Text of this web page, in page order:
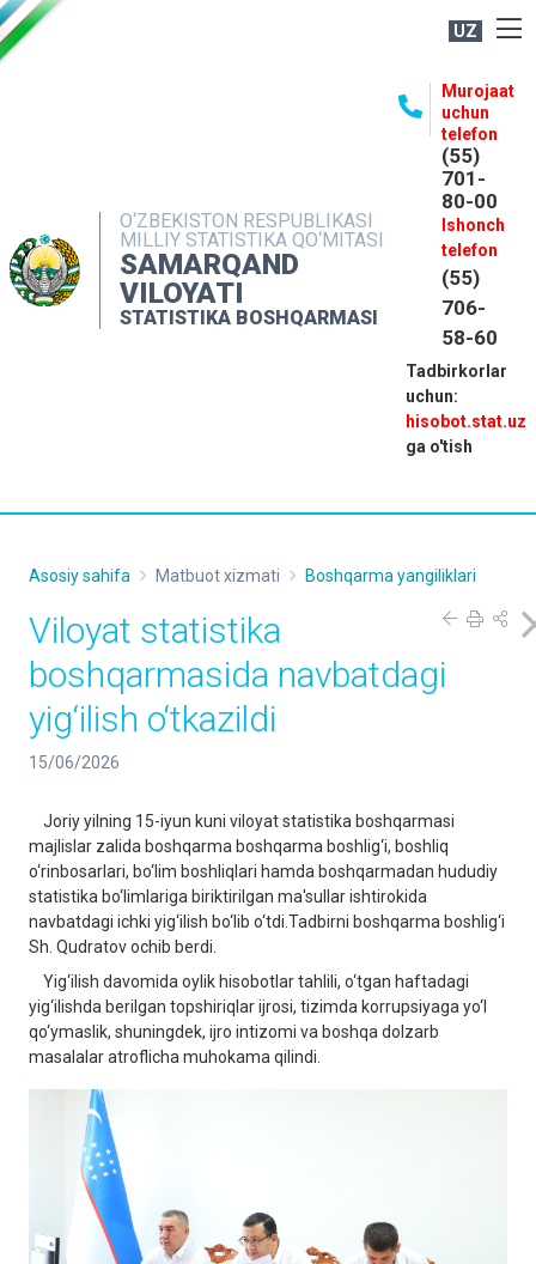
UZ
O‘ZBEKISTON RESPUBLIKASI
MILLIY STATISTIKA QO‘MITASI
SAMARQAND
VILOYATI
STATISTIKA BOSHQARMASI
Murojaat
uchun
telefon
(55)
701-
80-00
Ishonch
telefon
(55)
706-
58-60
Tadbirkorlar
uchun:
hisobot.stat.uz
ga o'tish
MATBUOT XIZMATI
MUROJAATLAR
KONTAKTLAR
Asosiy sahifa Matbuot xizmati Boshqarma yangiliklari
Viloyat statistika
boshqarmasida navbatdagi
yig‘ilish o‘tkazildi
15/06/2026
Joriy yilning 15-iyun kuni viloyat statistika boshqarmasi
majlislar zalida boshqarma boshqarma boshlig‘i, boshliq
o‘rinbosarlari, bo‘lim boshliqlari hamda boshqarmadan hududiy
statistika bo‘limlariga biriktirilgan ma'sullar ishtirokida
navbatdagi ichki yig‘ilish bo‘lib o‘tdi.Tadbirni boshqarma boshlig‘i
Sh. Qudratov ochib berdi.
Yig‘ilish davomida oylik hisobotlar tahlili, o‘tgan haftadagi
yig‘ilishda berilgan topshiriqlar ijrosi, tizimda korrupsiyaga yo‘l
qo‘ymaslik, shuningdek, ijro intizomi va boshqa dolzarb
masalalar atroflicha muhokama qilindi.